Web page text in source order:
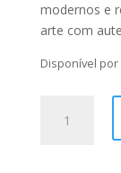
modernos e
arte com
Disponível